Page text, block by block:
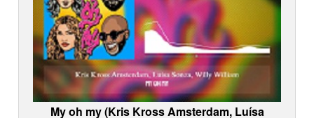
My oh my (Kris Kross Amsterdam, Luísa